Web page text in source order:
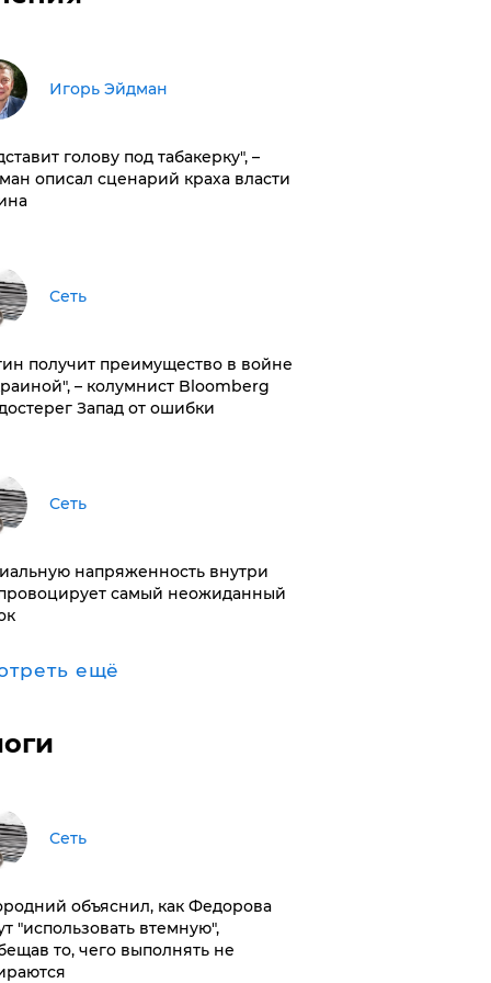
Игорь Эйдман
голову под табакерку", –
описал сценарий краха власти
Сеть
получит преимущество в войне
– колумнист Bloomberg
Запад от ошибки
Сеть
напряженность внутри
самый неожиданный
ещё
Сеть
объяснил, как Федорова
"использовать втемную",
то, чего выполнять не